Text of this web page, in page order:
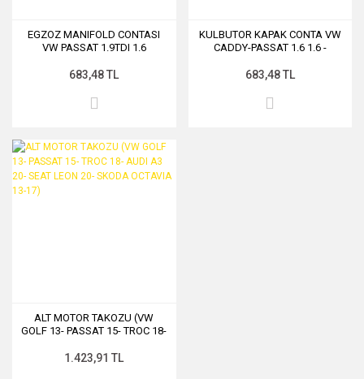
EGZOZ MANIFOLD CONTASI
VW PASSAT 1.9TDI 1.6
683,48 TL
KULBUTOR KAPAK CONTA VW
CADDY-PASSAT 1.6 1.6 -
683,48 TL
ALT MOTOR TAKOZU (VW
GOLF 13- PASSAT 15- TROC 18-
SKODA OCTAVIA 13-17)
1.423,91 TL